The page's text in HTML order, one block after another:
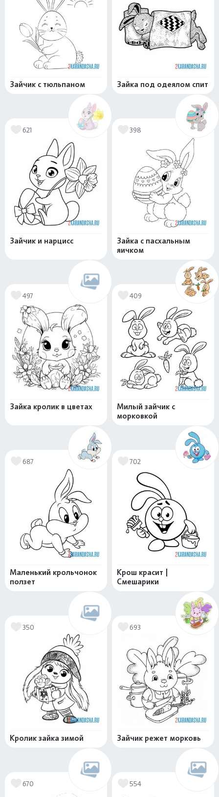
Зайчик с тюльпаном Зайка под одеялом спит
621
Зайчик и нарцисс
398
Зайка с пасхальным
яичком
497
Зайка кролик в цветах
409
Милый зайчик с
морковкой
687
Маленький крольчонок
ползет
702
Крош красит |
Смешарики
350
Кролик зайка зимой
693
Зайчик режет морковь
670 554